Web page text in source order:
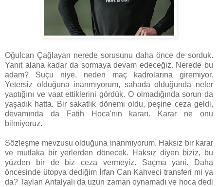
Oğulcan Çağlayan nerede sorusunu daha önce de sorduk.
Yanıt alana kadar da sormaya devam edeceğiz. Nerede bu
adam? Suçu niye, neden maç kadrolarına giremiyor.
Yetersiz olduğuna inanmıyorum, sahada olduğunda neler
yaptığını ve vaat ettiklerini gördük. O olmadığında sorun da
yaşadık hatta. Bir sakatlık dönemi oldu, peşine ceza geldi,
devamında da Fatih Hoca'nın kararı. Karar ne onu
bilmiyoruz.
Sözleşme mevzusu olduğuna inanmıyorum. Haksız bir karar
ve mutlaka bir yerlerden dönecek. Haksız diyen biziz, bu
yüzden bir de biz ceza vermeyiz. Saçma yani. Daha
öncesinde ütopya dediğim İrfan Can Kahveci transferi mi ya
da? Taylan Antalyalı da uzun zaman oynamadı ve hoca dedi